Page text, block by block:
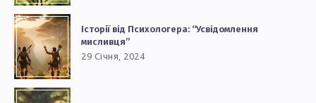
Історії від Психологера: “Усвідомлення
мисливця”
29 Січня, 2024